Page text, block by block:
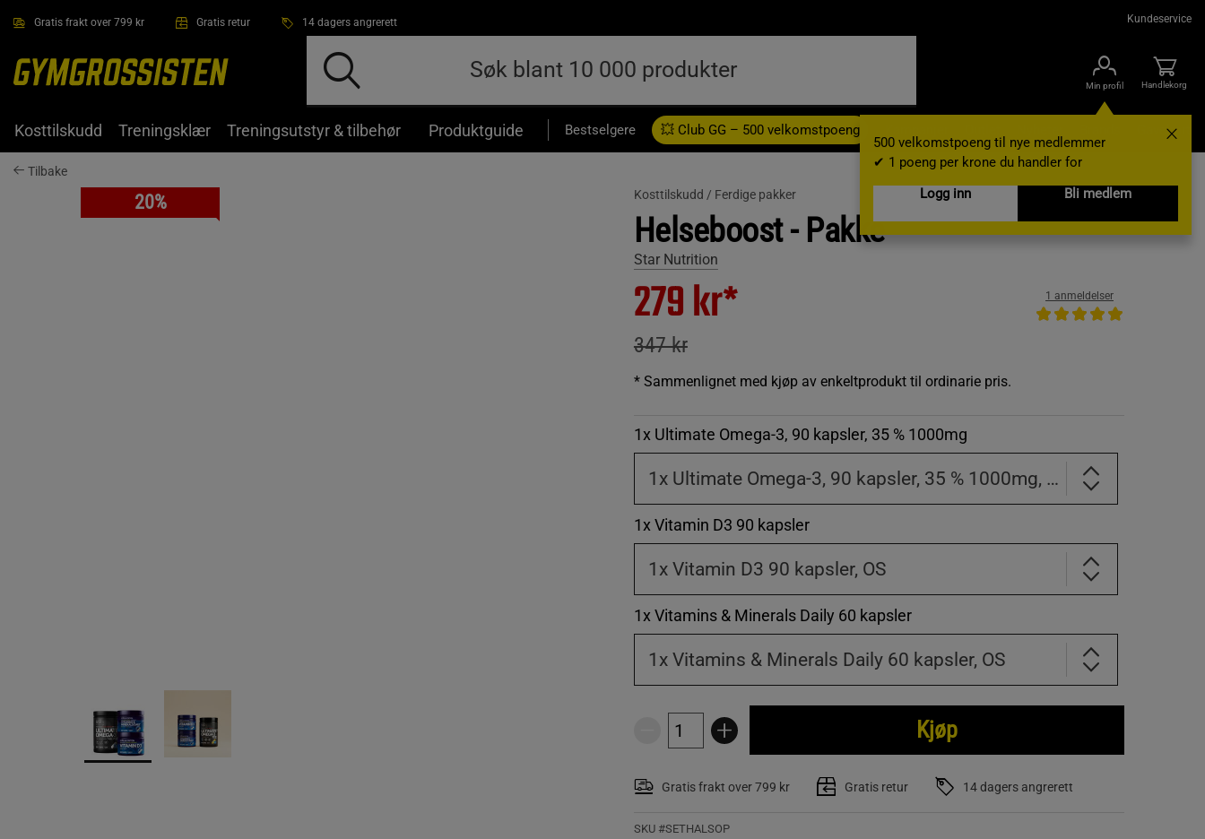
Gratis frakt over 799 kr Gratis retur 14 dagers angrerett Kundeservice
Min profil
500 velkomstpoeng til nye medlemmer
✔ 1 poeng per krone du handler for
Logg inn
Bli medlem
Handlekorg
Kosttilskudd Treningsklær Treningsutstyr & tilbehør Produktguide Bestselgere 💥 Club GG – 500 velkomstpoeng Gavekort
Tilbake
20% Kosttilskudd / Ferdige pakker
Helseboost - Pakke
Star Nutrition
279 kr*
347 kr
1 anmeldelser
* Sammenlignet med kjøp av enkeltprodukt til ordinarie pris.
1x Ultimate Omega-3, 90 kapsler, 35 % 1000mg
1x Ultimate Omega-3, 90 kapsler, 35 % 1000mg, OS
1x Vitamin D3 90 kapsler
1x Vitamin D3 90 kapsler, OS
1x Vitamins & Minerals Daily 60 kapsler
1x Vitamins & Minerals Daily 60 kapsler, OS
Kjøp
Gratis frakt over 799 kr Gratis retur 14 dagers angrerett
SKU #SETHALSOP